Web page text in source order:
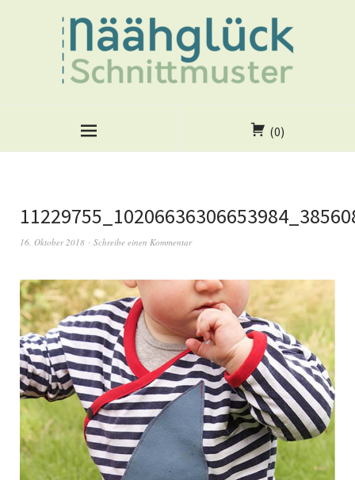
(0)
16. Oktober 2018 Schreibe einen Kommentar